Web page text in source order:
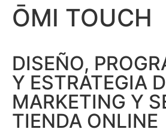
ŌMI TOUCH
DISEÑO,
Y ESTRATEGIA
MARKETING Y
TIENDA ONLINE